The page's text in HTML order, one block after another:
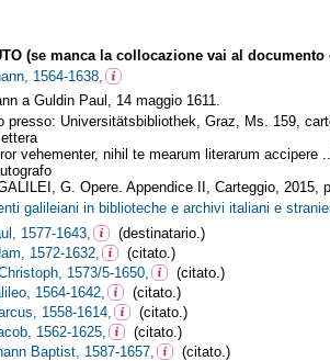
(se manca la collocazione vai al documento
1564-1638,
a Guldin Paul, 14 maggio 1611.
presso: Universitätsbibliothek, Graz, Ms. 159,
vehementer, nihil te mearum literarum accipere
G. Opere. Appendice II, Carteggio, 2015,
galileiani in biblioteche e archivi italiani e
1577-1643,
(destinatario.)
1572-1632,
(citato.)
1573/5-1650,
(citato.)
1564-1642,
(citato.)
1558-1614,
(citato.)
1562-1625,
(citato.)
Baptist, 1587-1657,
(citato.)